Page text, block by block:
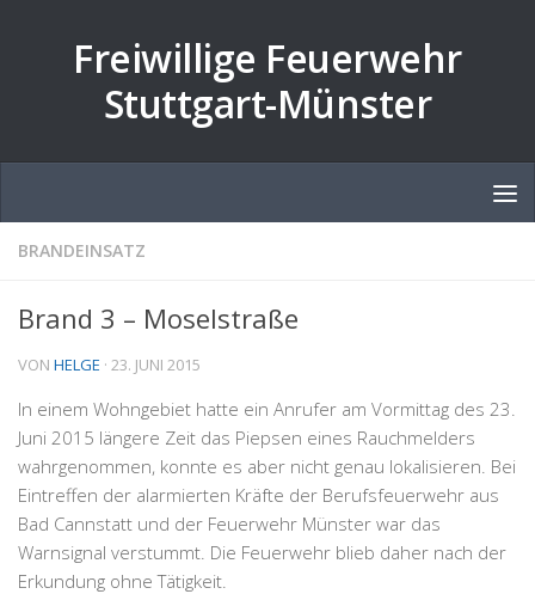
Freiwillige Feuerwehr
Stuttgart-Münster
BRANDEINSATZ
Brand 3 – Moselstraße
VON HELGE · 23. JUNI 2015
In einem Wohngebiet hatte ein Anrufer am Vormittag des 23.
Juni 2015 längere Zeit das Piepsen eines Rauchmelders
wahrgenommen, konnte es aber nicht genau lokalisieren. Bei
Eintreffen der alarmierten Kräfte der Berufsfeuerwehr aus
Bad Cannstatt und der Feuerwehr Münster war das
Warnsignal verstummt. Die Feuerwehr blieb daher nach der
Erkundung ohne Tätigkeit.